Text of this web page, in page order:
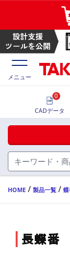
ハンド
FA・A
蝶番・
ファス
辺機器
価格一覧
製品カ
CAD一覧
メニュー
0
CADデータ
HOME / 製品一覧 /
長蝶番
長蝶番 | TAKIGEN |